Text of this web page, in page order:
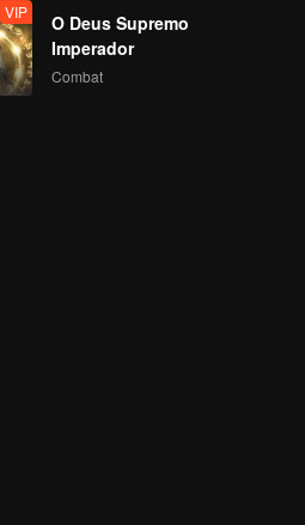
VIP
O Deus Supremo
Imperador
Combat